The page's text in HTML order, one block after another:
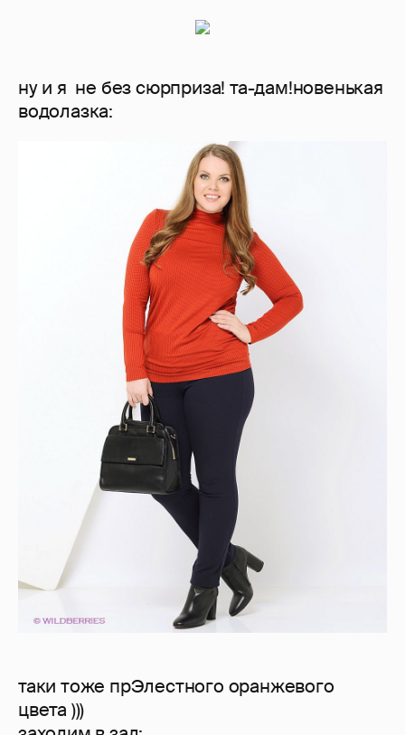
ну и я не без сюрприза! та-дам!новенькая
водолазка:
таки тоже прЭлестного оранжевого
цвета )))